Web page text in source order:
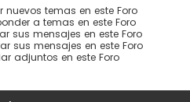
nuevos temas en este Foro
a temas en este Foro
sus mensajes en este Foro
sus mensajes en este Foro
adjuntos en este Foro